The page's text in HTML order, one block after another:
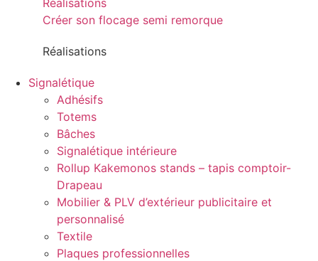
Réalisations
Créer son flocage semi remorque
Réalisations
Signalétique
Adhésifs
Totems
Bâches
Signalétique intérieure
Rollup Kakemonos stands – tapis comptoir-
Drapeau
Mobilier & PLV d’extérieur publicitaire et
personnalisé
Textile
Plaques professionnelles